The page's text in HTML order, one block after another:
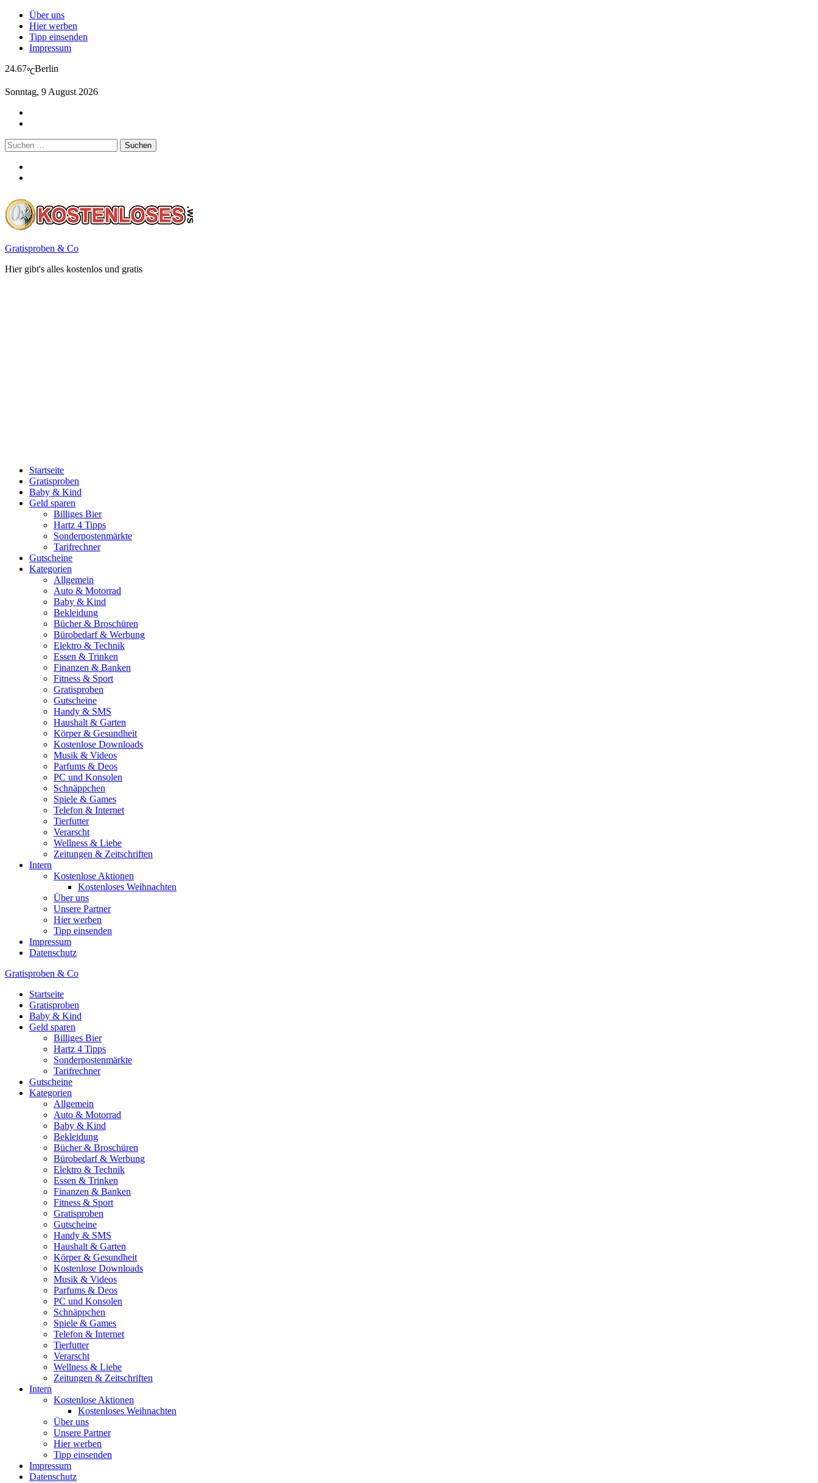
Über uns
Hier werben
Tipp einsenden
Impressum
24.67℃Berlin
Sonntag, 9 August 2026
Suchen
nach:
Gratisproben & Co
Hier gibt's alles kostenlos und gratis
Startseite
Gratisproben
Baby & Kind
Geld sparen
Billiges Bier
Hartz 4 Tipps
Sonderpostenmärkte
Tarifrechner
Gutscheine
Kategorien
Allgemein
Auto & Motorrad
Baby & Kind
Bekleidung
Bücher & Broschüren
Bürobedarf & Werbung
Elektro & Technik
Essen & Trinken
Finanzen & Banken
Fitness & Sport
Gratisproben
Gutscheine
Handy & SMS
Haushalt & Garten
Körper & Gesundheit
Kostenlose Downloads
Musik & Videos
Parfums & Deos
PC und Konsolen
Schnäppchen
Spiele & Games
Telefon & Internet
Tierfutter
Verarscht
Wellness & Liebe
Zeitungen & Zeitschriften
Intern
Kostenlose Aktionen
Kostenloses Weihnachten
Über uns
Unsere Partner
Hier werben
Tipp einsenden
Impressum
Datenschutz
Gratisproben & Co
Startseite
Gratisproben
Baby & Kind
Geld sparen
Billiges Bier
Hartz 4 Tipps
Sonderpostenmärkte
Tarifrechner
Gutscheine
Kategorien
Allgemein
Auto & Motorrad
Baby & Kind
Bekleidung
Bücher & Broschüren
Bürobedarf & Werbung
Elektro & Technik
Essen & Trinken
Finanzen & Banken
Fitness & Sport
Gratisproben
Gutscheine
Handy & SMS
Haushalt & Garten
Körper & Gesundheit
Kostenlose Downloads
Musik & Videos
Parfums & Deos
PC und Konsolen
Schnäppchen
Spiele & Games
Telefon & Internet
Tierfutter
Verarscht
Wellness & Liebe
Zeitungen & Zeitschriften
Intern
Kostenlose Aktionen
Kostenloses Weihnachten
Über uns
Unsere Partner
Hier werben
Tipp einsenden
Impressum
Datenschutz